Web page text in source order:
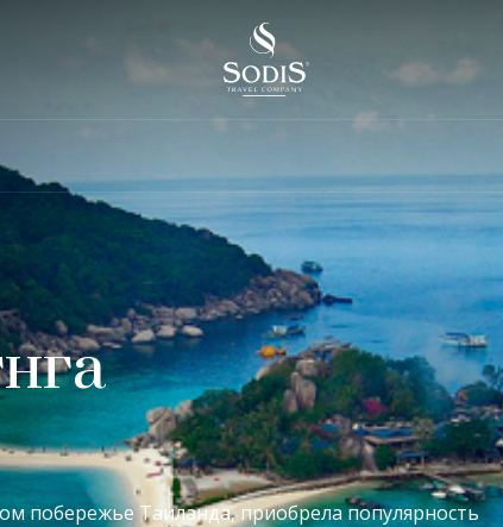
побережье Таиланда, приобрела популярность